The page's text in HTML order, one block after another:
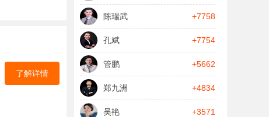
了解详情
陈瑞武 +7758
孔斌 +7754
管鹏 +5662
郑九洲 +4834
吴艳 +3571